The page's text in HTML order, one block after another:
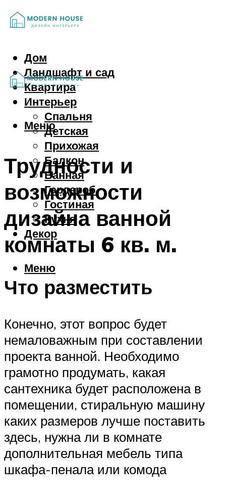
Дом
Ландшафт и сад
Квартира
Интерьер
Спальня
Детская
Прихожая
Балкон
Ванная
Гардероб
Гостиная
Кухня
Декор
Меню
Меню
Трудности и
возможности
дизайна ванной
комнаты 6 кв. м.
Что разместить
Конечно, этот вопрос будет
немаловажным при составлении
проекта ванной. Необходимо
грамотно продумать, какая
сантехника будет расположена в
помещении, стиральную машину
каких размеров лучше поставить
здесь, нужна ли в комнате
дополнительная мебель типа
шкафа-пенала или комода